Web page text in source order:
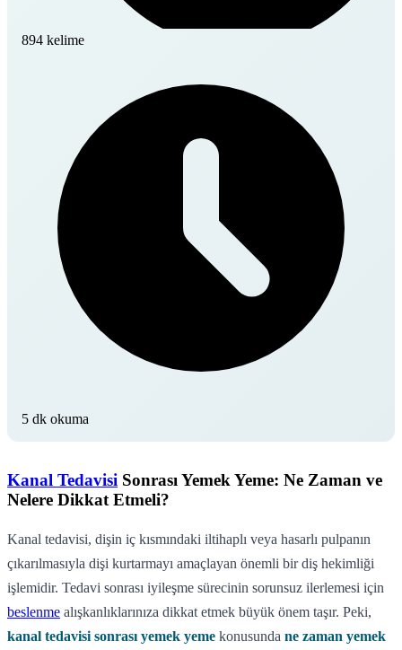
894 kelime
5 dk okuma
Kanal Tedavisi Sonrası Yemek Yeme: Ne Zaman ve
Nelere Dikkat Etmeli?
Kanal tedavisi, dişin iç kısmındaki iltihaplı veya hasarlı pulpanın
çıkarılmasıyla dişi kurtarmayı amaçlayan önemli bir diş hekimliği
işlemidir. Tedavi sonrası iyileşme sürecinin sorunsuz ilerlemesi için
beslenme alışkanlıklarınıza dikkat etmek büyük önem taşır. Peki,
kanal tedavisi sonrası yemek yeme konusunda ne zaman yemek